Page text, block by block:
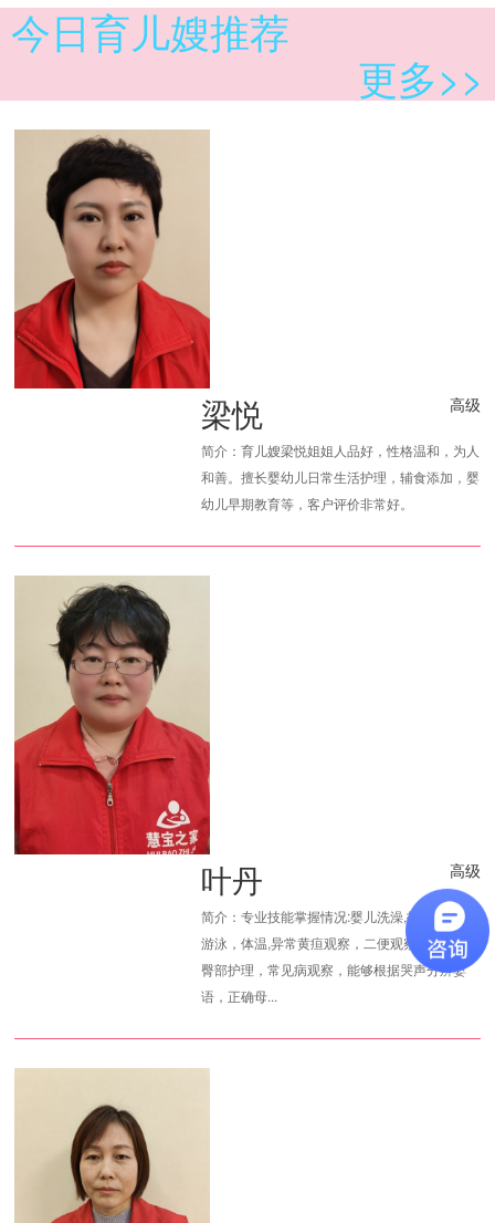
今日育儿嫂推荐
更多>>
梁悦 高级
简介：育儿嫂梁悦姐姐人品好，性格温和，为人
和善。擅长婴幼儿日常生活护理，辅食添加，婴
幼儿早期教育等，客户评价非常好。
叶丹 高级
简介：专业技能掌握情况:婴儿洗澡,抚触，按摩,
游泳，体温,异常黄疸观察，二便观察,脐部消毒,
臀部护理，常见病观察，能够根据哭声分辨婴
语，正确母...